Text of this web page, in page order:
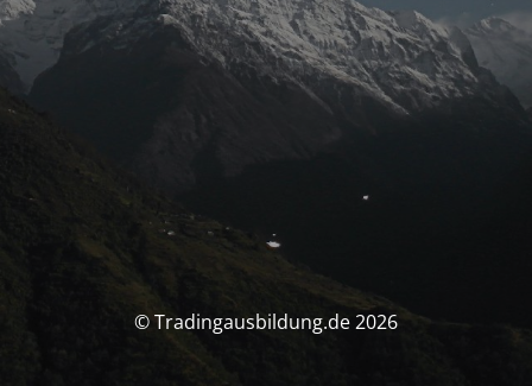
© Tradingausbildung.de 2026